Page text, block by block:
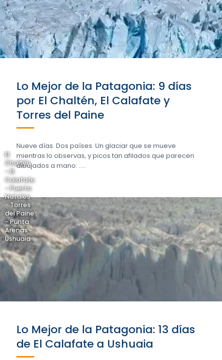
Lo Mejor de la Patagonia: 9 días
por El Chaltén, El Calafate y
Torres del Paine
Nueve días. Dos países. Un glaciar que se mueve
mientras lo observas, y picos tan afilados que parecen
dibujados a mano: .....
El
Chaltén
- El
Calafate
- Puerto
Natales
- Torres
del Paine
- Punta
Arenas -
Ushuaia
Lo Mejor de la Patagonia: 13 días
de El Calafate a Ushuaia